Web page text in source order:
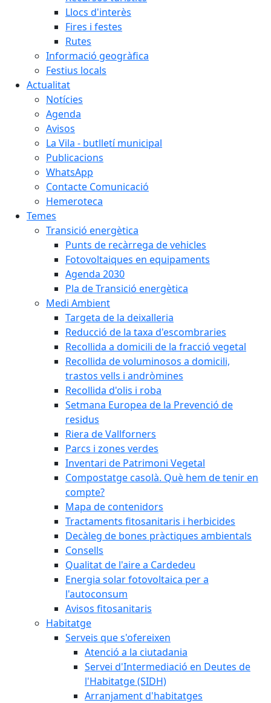
Llocs d'interès
Fires i festes
Rutes
Informació geogràfica
Festius locals
Actualitat
Notícies
Agenda
Avisos
La Vila - butlletí municipal
Publicacions
WhatsApp
Contacte Comunicació
Hemeroteca
Temes
Transició energètica
Punts de recàrrega de vehicles
Fotovoltaiques en equipaments
Agenda 2030
Pla de Transició energètica
Medi Ambient
Targeta de la deixalleria
Reducció de la taxa d'escombraries
Recollida a domicili de la fracció vegetal
Recollida de voluminosos a domicili,
trastos vells i andròmines
Recollida d'olis i roba
Setmana Europea de la Prevenció de
residus
Riera de Vallforners
Parcs i zones verdes
Inventari de Patrimoni Vegetal
Compostatge casolà. Què hem de tenir en
compte?
Mapa de contenidors
Tractaments fitosanitaris i herbicides
Decàleg de bones pràctiques ambientals
Consells
Qualitat de l'aire a Cardedeu
Energia solar fotovoltaica per a
l'autoconsum
Avisos fitosanitaris
Habitatge
Serveis que s'ofereixen
Atenció a la ciutadania
Servei d'Intermediació en Deutes de
l'Habitatge (SIDH)
Arranjament d'habitatges